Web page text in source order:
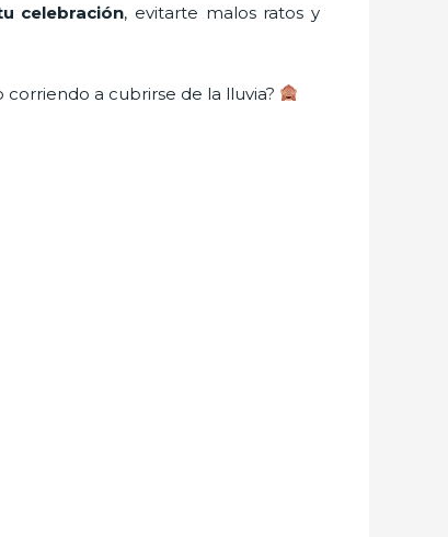
celebración, evitarte malos ratos y
a cubrirse de la lluvia?